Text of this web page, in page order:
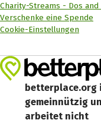
Charity-Streams - Dos and
Verschenke eine Spende
Cookie-Einstellungen
betterplace.org
gemeinnützig
arbeitet nicht